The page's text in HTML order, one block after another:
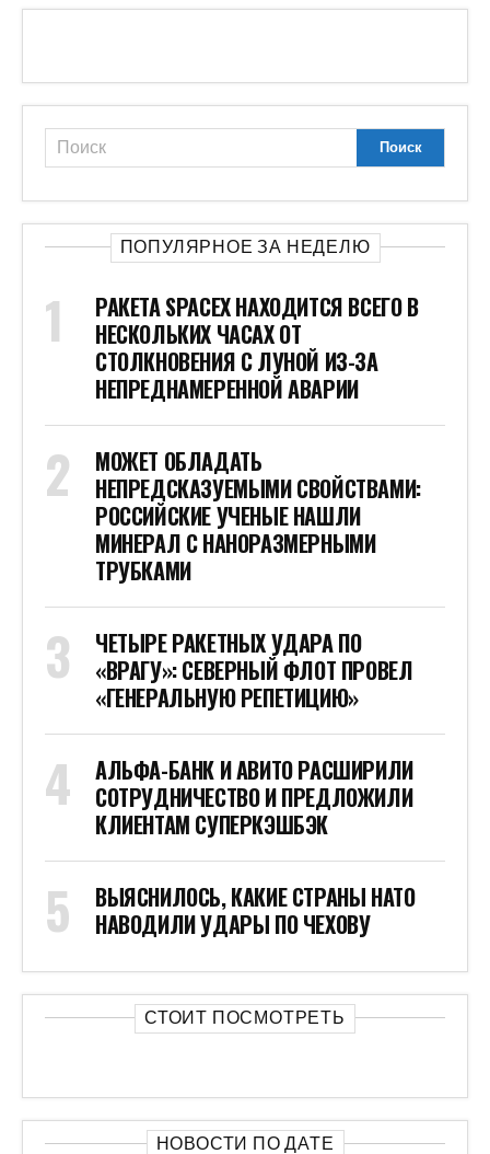
ПОПУЛЯРНОЕ ЗА НЕДЕЛЮ
РАКЕТА SPACEX НАХОДИТСЯ ВСЕГО В
НЕСКОЛЬКИХ ЧАСАХ ОТ
СТОЛКНОВЕНИЯ С ЛУНОЙ ИЗ-ЗА
НЕПРЕДНАМЕРЕННОЙ АВАРИИ
МОЖЕТ ОБЛАДАТЬ
НЕПРЕДСКАЗУЕМЫМИ СВОЙСТВАМИ:
РОССИЙСКИЕ УЧЕНЫЕ НАШЛИ
МИНЕРАЛ С НАНОРАЗМЕРНЫМИ
ТРУБКАМИ
ЧЕТЫРЕ РАКЕТНЫХ УДАРА ПО
«ВРАГУ»: СЕВЕРНЫЙ ФЛОТ ПРОВЕЛ
«ГЕНЕРАЛЬНУЮ РЕПЕТИЦИЮ»
АЛЬФА-БАНК И АВИТО РАСШИРИЛИ
СОТРУДНИЧЕСТВО И ПРЕДЛОЖИЛИ
КЛИЕНТАМ СУПЕРКЭШБЭК
ВЫЯСНИЛОСЬ, КАКИЕ СТРАНЫ НАТО
НАВОДИЛИ УДАРЫ ПО ЧЕХОВУ
СТОИТ ПОСМОТРЕТЬ
НОВОСТИ ПО ДАТЕ